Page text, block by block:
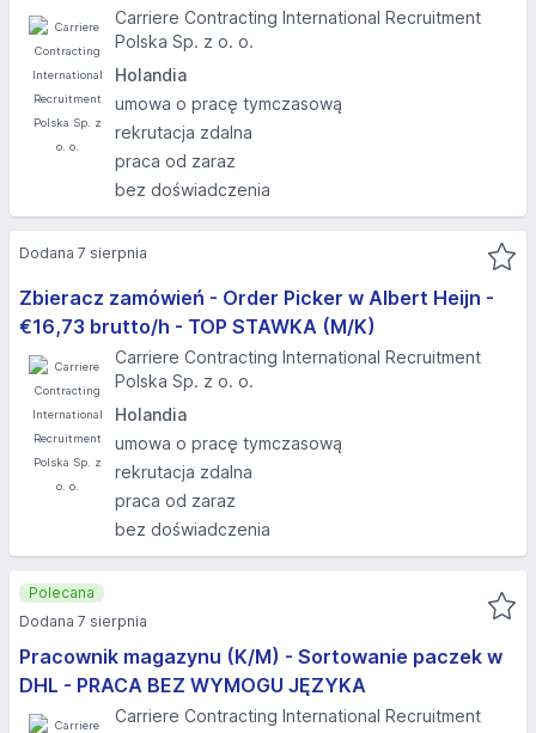
Carriere Contracting International Recruitment
Polska Sp. z o. o.
Holandia
umowa o pracę tymczasową
rekrutacja zdalna
praca od zaraz
bez doświadczenia
Zbieracz zamówień - Order Picker w Albert Heijn -
€16,73 brutto/h - TOP STAWKA (M/K)
Carriere Contracting International Recruitment
Polska Sp. z o. o.
Holandia
umowa o pracę tymczasową
rekrutacja zdalna
praca od zaraz
bez doświadczenia
Dodana 7 sierpnia
Pracownik magazynu (K/M) - Sortowanie paczek w
DHL - PRACA BEZ WYMOGU JĘZYKA
Carriere Contracting International Recruitment
Polecana
Dodana 7 sierpnia